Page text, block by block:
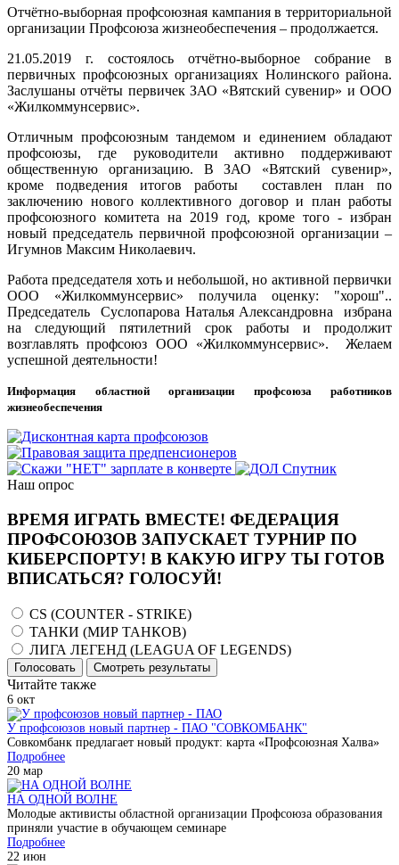
Отчётно-выборная профсоюзная кампания в территориальной
организации Профсоюза жизнеобеспечения – продолжается.
21.05.2019 г. состоялось отчётно-выборное собрание в
первичных профсоюзных организациях Нолинского района.
Заслушаны отчёты первичек ЗАО «Вятский сувенир» и ООО
«Жилкоммунсервис».
Отличным профсоюзным тандемом и единением обладают
профсоюзы, где руководители активно поддерживают
общественную организацию. В ЗАО «Вятский сувенир»,
кроме подведения итогов работы составлен план по
заключению нового коллективного договор и план работы
профсоюзного комитета на 2019 год, кроме того - избран
новый председатель первичной профсоюзной организации –
Игумнов Максим Николаевич.
Работа председателя хоть и небольшой, но активной первички
ООО «Жилкоммунсервис» получила оценку: "хорош"..
Председатель Суслопарова Наталья Александровна избрана
на следующий пятилетний срок работы и продолжит
возглавлять профсоюз ООО «Жилкоммунсервис». Желаем
успешной деятельности!
Информация областной организации профсоюза работников
жизнеобеспечения
Наш опрос
ВРЕМЯ ИГРАТЬ ВМЕСТЕ! ФЕДЕРАЦИЯ
ПРОФСОЮЗОВ ЗАПУСКАЕТ ТУРНИР ПО
КИБЕРСПОРТУ! В КАКУЮ ИГРУ ТЫ ГОТОВ
ВПИСАТЬСЯ? ГОЛОСУЙ!
CS (COUNTER - STRIKE)
ТАНКИ (МИР ТАНКОВ)
ЛИГА ЛЕГЕНД (LEAGUA OF LEGENDS)
Голосовать Смотреть результаты
Читайте также
6 окт
У профсоюзов новый партнер - ПАО "СОВКОМБАНК"
Совкомбанк предлагает новый продукт: карта «Профсоюзная Халва»
Подробнее
20 мар
НА ОДНОЙ ВОЛНЕ
Молодые активисты областной организации Профсоюза образования
приняли участие в обучающем семинаре
Подробнее
22 июн